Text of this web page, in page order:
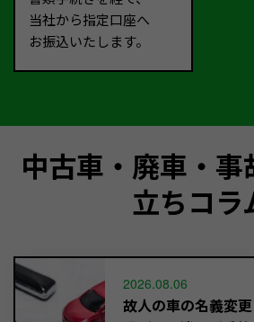
当社から指定口座へ
お振込いたします。
中古車・廃車・
立ちコラ
2026.08.06
故人の車の名義変